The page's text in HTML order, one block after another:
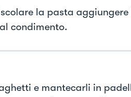
la pasta
condimento.
e mantecarli in